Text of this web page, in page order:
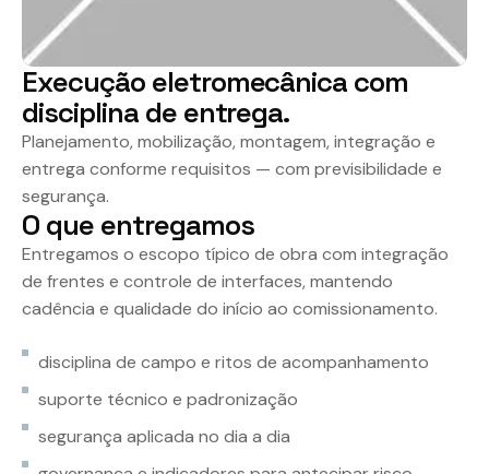
Execução eletromecânica com
disciplina de entrega.
Planejamento, mobilização, montagem, integração e
entrega conforme requisitos — com previsibilidade e
segurança.
O que entregamos
Entregamos o escopo típico de obra com integração
de frentes e controle de interfaces, mantendo
cadência e qualidade do início ao comissionamento.
disciplina de campo e ritos de acompanhamento
suporte técnico e padronização
segurança aplicada no dia a dia